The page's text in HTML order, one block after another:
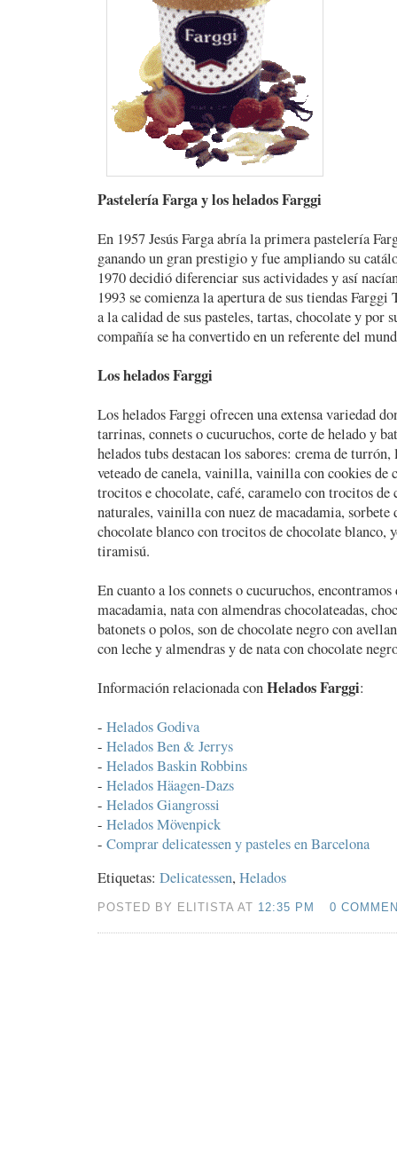
Pastelería Farga y los helados Farggi
En 1957 Jesús Farga abría la primera pastelería
ganando un gran prestigio y fue ampliando su
1970 decidió diferenciar sus actividades y así
1993 se comienza la apertura de sus tiendas
a la calidad de sus pasteles, tartas, chocolate y por
compañía se ha convertido en un referente del
Los helados Farggi
Los helados Farggi ofrecen una extensa variedad
tarrinas, connets o cucuruchos, corte de helado y
helados tubs destacan los sabores: crema de turrón,
veteado de canela, vainilla, vainilla con cookies de
trocitos e chocolate, café, caramelo con trocitos de
naturales, vainilla con nuez de macadamia,
chocolate blanco con trocitos de chocolate blanco,
tiramisú.
En cuanto a los connets o cucuruchos,
macadamia, nata con almendras chocolateadas,
batonets o polos, son de chocolate negro con
con leche y almendras y de nata con chocolate
Información relacionada conHelados Farggi:
- Helados Godiva
- Helados Ben & Jerrys
- Helados Baskin Robbins
- Helados Häagen-Dazs
- Helados Giangrossi
- Helados Mövenpick
- Comprar delicatessen y pasteles en Barcelona
Etiquetas: Delicatessen, Helados
POSTED BY ELITISTA AT 12:35 PM 0